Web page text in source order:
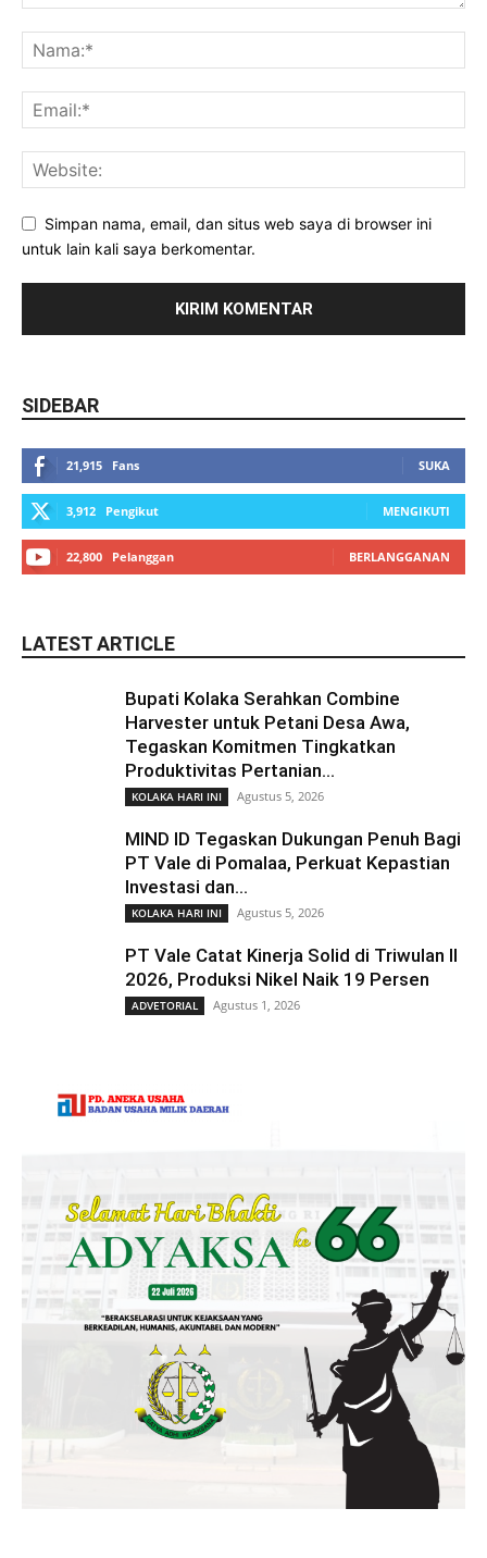
Simpan nama, email, dan situs web saya di browser ini
untuk lain kali saya berkomentar.
SIDEBAR
21,915 Fans SUKA
3,912 Pengikut MENGIKUTI
22,800 Pelanggan BERLANGGANAN
LATEST ARTICLE
Bupati Kolaka Serahkan Combine
Harvester untuk Petani Desa Awa,
Tegaskan Komitmen Tingkatkan
Produktivitas Pertanian...
KOLAKA HARI INI Agustus 5, 2026
MIND ID Tegaskan Dukungan Penuh Bagi
PT Vale di Pomalaa, Perkuat Kepastian
Investasi dan...
KOLAKA HARI INI Agustus 5, 2026
PT Vale Catat Kinerja Solid di Triwulan II
2026, Produksi Nikel Naik 19 Persen
ADVETORIAL Agustus 1, 2026